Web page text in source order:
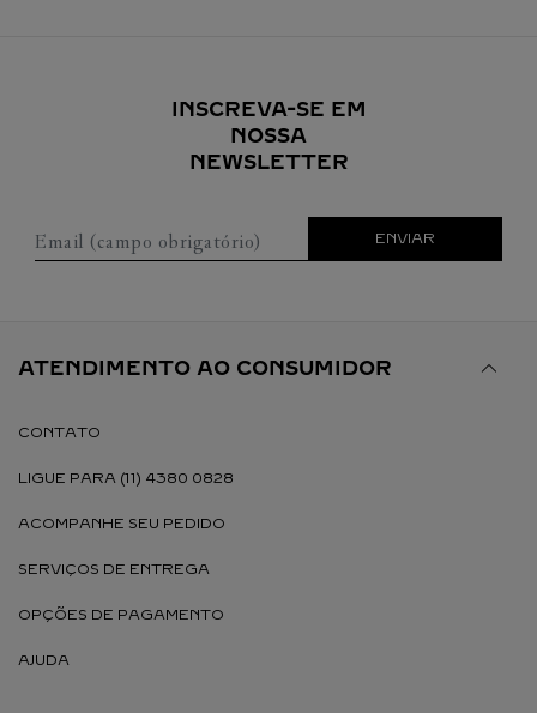
INSCREVA-SE EM
NOSSA
NEWSLETTER
Email (campo obrigatório) ENVIAR
ATENDIMENTO AO CONSUMIDOR
CONTATO
LIGUE PARA (11) 4380 0828
ACOMPANHE SEU PEDIDO
SERVIÇOS DE ENTREGA
OPÇÕES DE PAGAMENTO
AJUDA